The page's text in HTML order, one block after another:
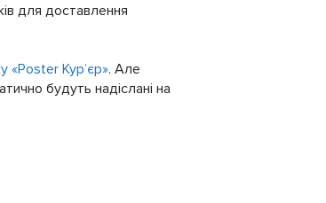
для доставлення
«Poster Кур’єр». Але
будуть надіслані на